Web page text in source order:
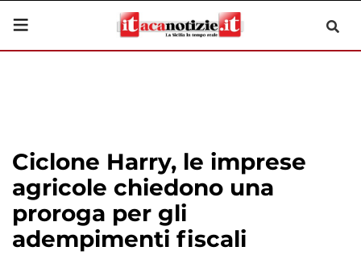
Ciclone Harry, le imprese
agricole chiedono una
proroga per gli
adempimenti fiscali